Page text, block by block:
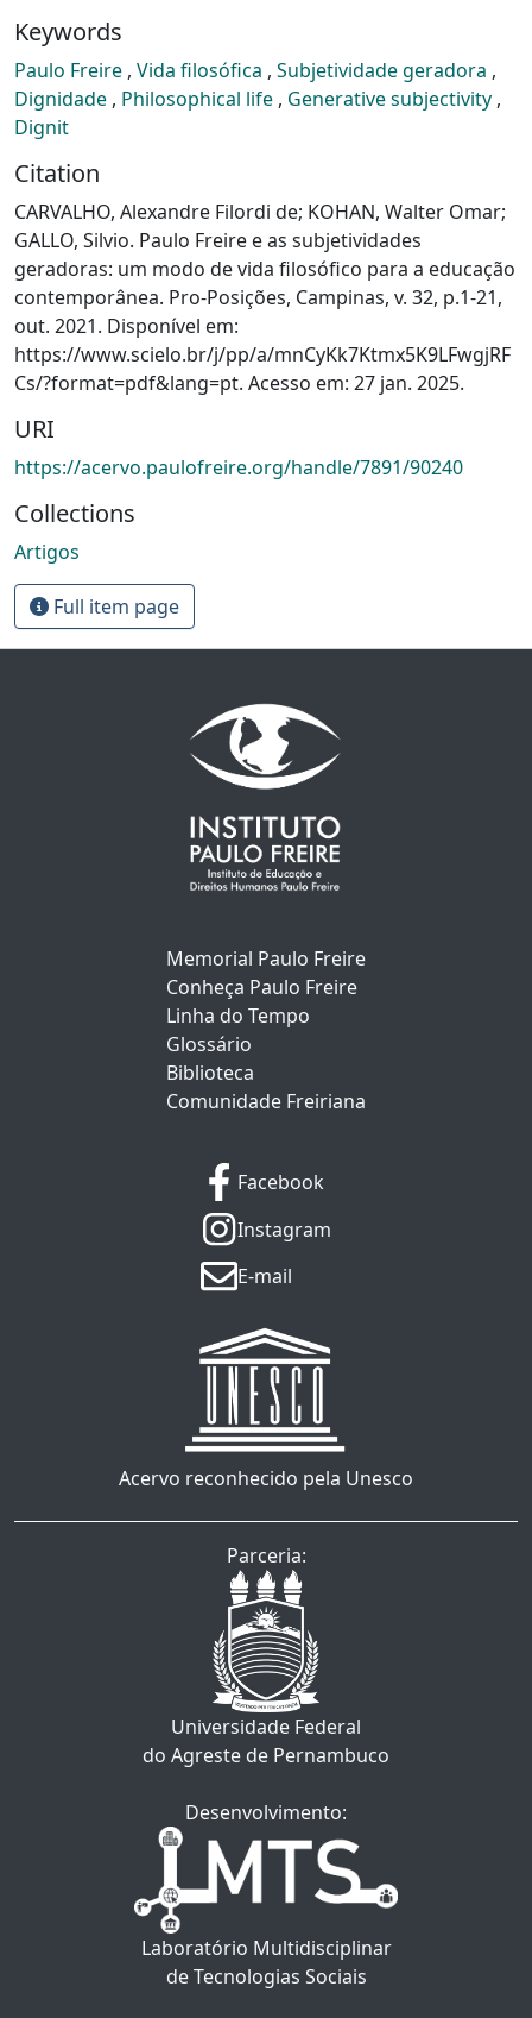
Keywords
Paulo Freire , Vida filosófica , Subjetividade geradora ,
Dignidade , Philosophical life , Generative subjectivity ,
Dignit
Citation
CARVALHO, Alexandre Filordi de; KOHAN, Walter Omar;
GALLO, Silvio. Paulo Freire e as subjetividades
geradoras: um modo de vida filosófico para a educação
contemporânea. Pro-Posições, Campinas, v. 32, p.1-21,
out. 2021. Disponível em:
https://www.scielo.br/j/pp/a/mnCyKk7Ktmx5K9LFwgjRF
Cs/?format=pdf&lang=pt. Acesso em: 27 jan. 2025.
URI
https://acervo.paulofreire.org/handle/7891/90240
Collections
Artigos
Full item page
Memorial Paulo Freire
Conheça Paulo Freire
Linha do Tempo
Glossário
Biblioteca
Comunidade Freiriana
Facebook
Instagram
E-mail
Acervo reconhecido pela Unesco
Parceria:
Universidade Federal
do Agreste de Pernambuco
Desenvolvimento:
Laboratório Multidisciplinar
de Tecnologias Sociais